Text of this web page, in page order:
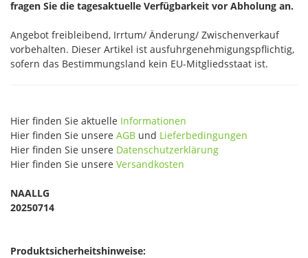
fragen Sie die tagesaktuelle Verfügbarkeit vor Abholung an.
Angebot freibleibend, Irrtum/ Änderung/ Zwischenverkauf
vorbehalten. Dieser Artikel ist ausfuhrgenehmigungspflichtig,
sofern das Bestimmungsland kein EU-Mitgliedsstaat ist.
Hier finden Sie aktuelle Informationen
Hier finden Sie unsere AGB und Lieferbedingungen
Hier finden Sie unsere Datenschutzerklärung
Hier finden Sie unsere Versandkosten
NAALLG
20250714
Produktsicherheitshinweise: